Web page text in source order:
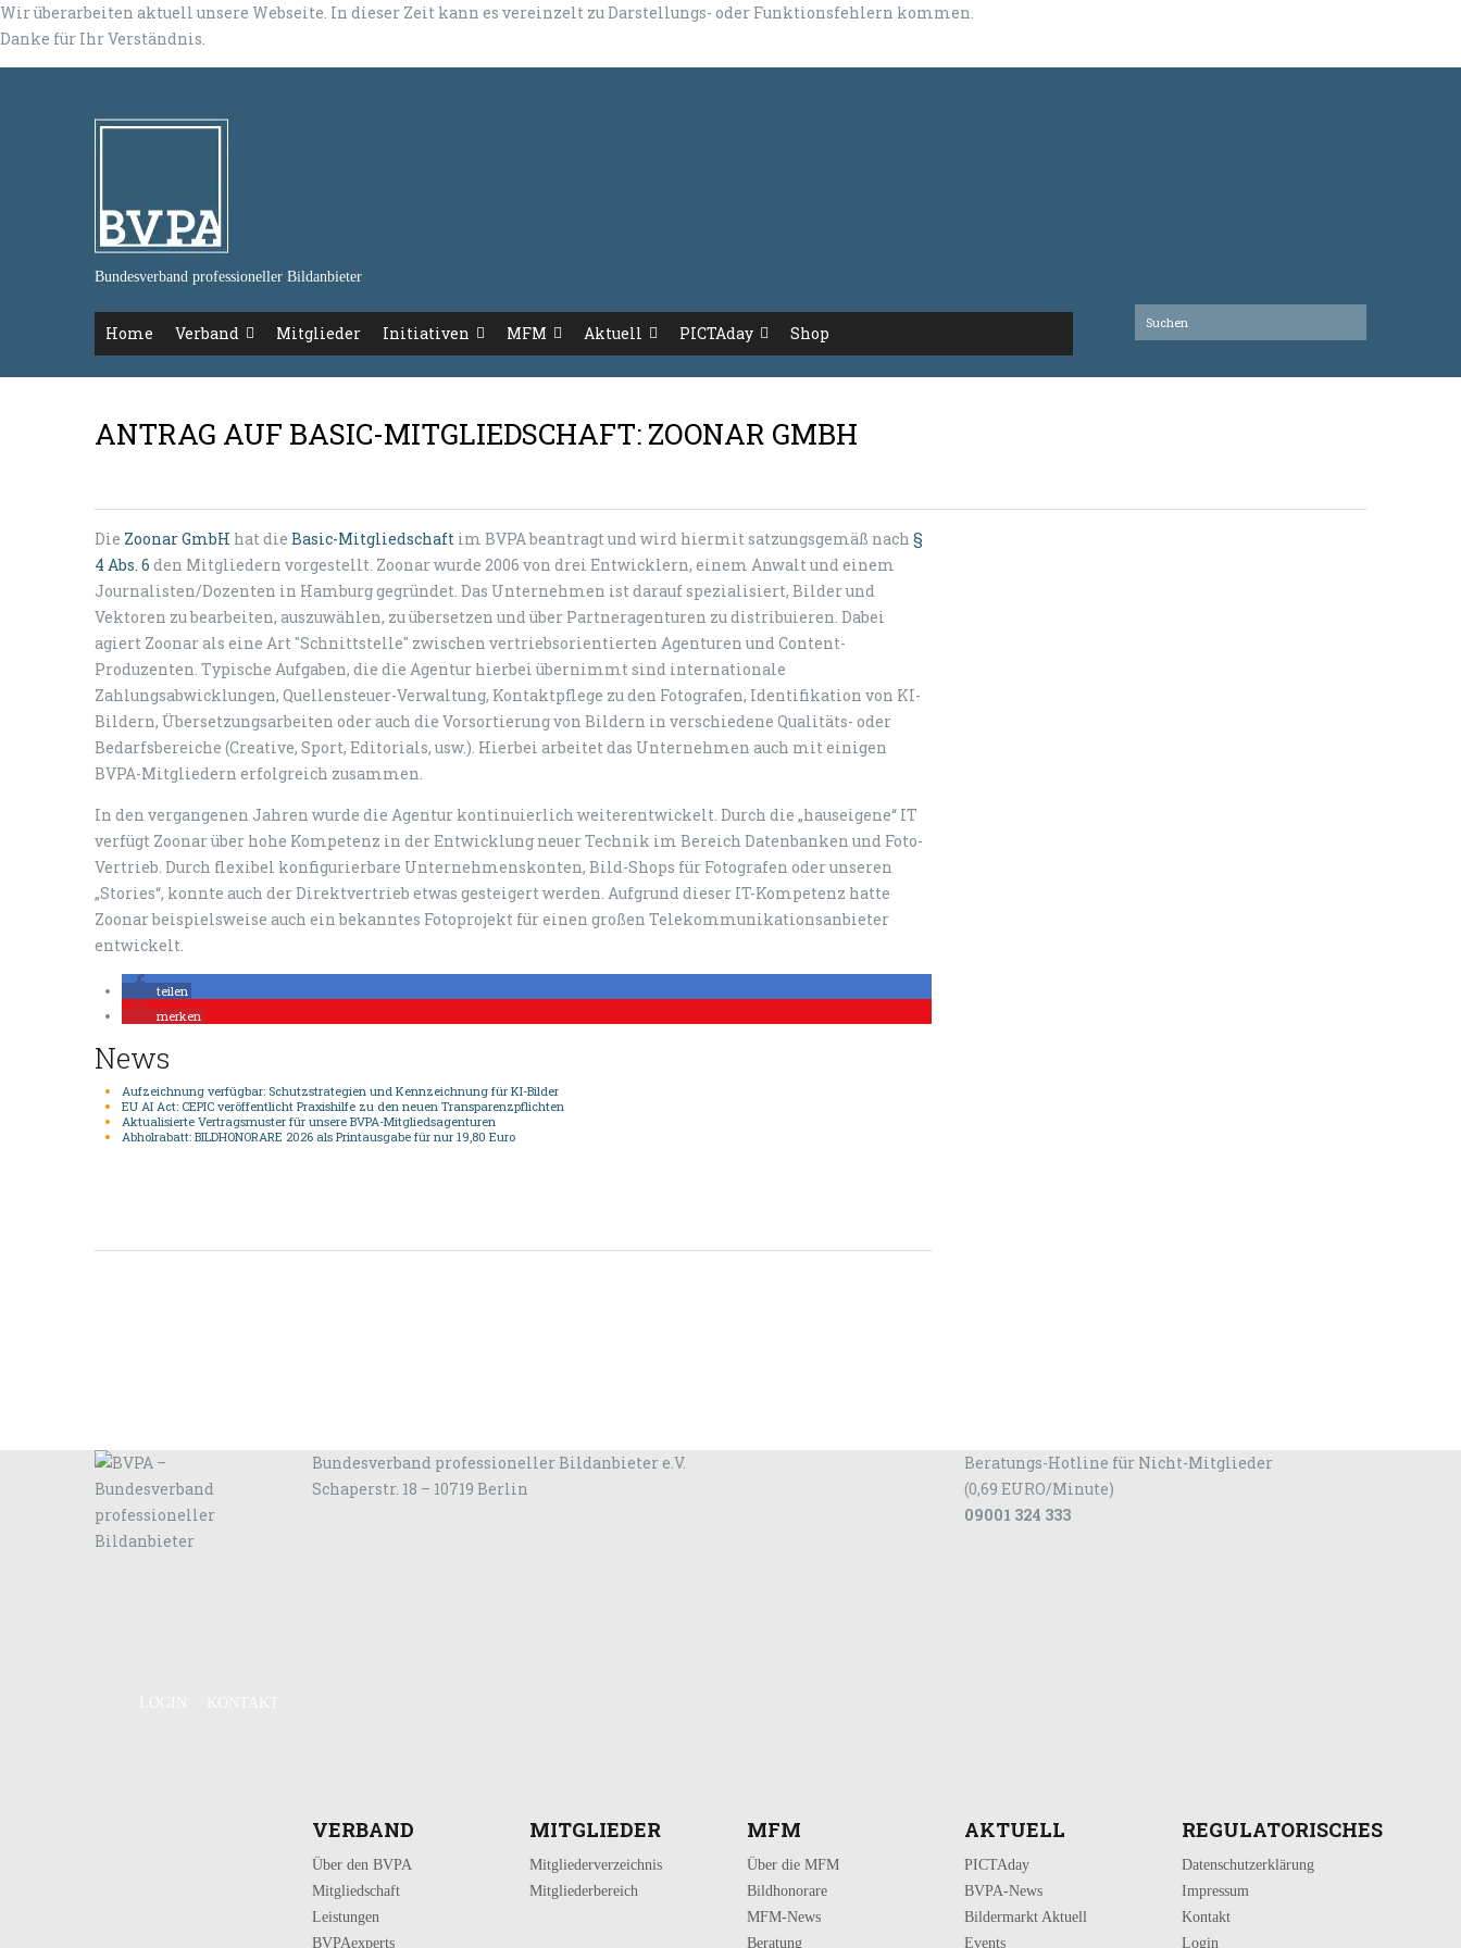
Wir überarbeiten aktuell unsere Webseite. In dieser Zeit kann es vereinzelt zu Darstellungs- oder Funktionsfehlern kommen.
Danke für Ihr Verständnis.
Bundesverband professioneller Bildanbieter
Home Verband Mitglieder Initiativen MFM Aktuell PICTAday Shop
ANTRAG AUF BASIC-MITGLIEDSCHAFT: ZOONAR GMBH
Die Zoonar GmbH hat die Basic-Mitgliedschaft im BVPA beantragt und wird hiermit satzungsgemäß nach §
4 Abs. 6 den Mitgliedern vorgestellt. Zoonar wurde 2006 von drei Entwicklern, einem Anwalt und einem
Journalisten/Dozenten in Hamburg gegründet. Das Unternehmen ist darauf spezialisiert, Bilder und
Vektoren zu bearbeiten, auszuwählen, zu übersetzen und über Partneragenturen zu distribuieren. Dabei
agiert Zoonar als eine Art "Schnittstelle" zwischen vertriebsorientierten Agenturen und Content-
Produzenten. Typische Aufgaben, die die Agentur hierbei übernimmt sind internationale
Zahlungsabwicklungen, Quellensteuer-Verwaltung, Kontaktpflege zu den Fotografen, Identifikation von KI-
Bildern, Übersetzungsarbeiten oder auch die Vorsortierung von Bildern in verschiedene Qualitäts- oder
Bedarfsbereiche (Creative, Sport, Editorials, usw.). Hierbei arbeitet das Unternehmen auch mit einigen
BVPA-Mitgliedern erfolgreich zusammen.
In den vergangenen Jahren wurde die Agentur kontinuierlich weiterentwickelt. Durch die „hauseigene“ IT
verfügt Zoonar über hohe Kompetenz in der Entwicklung neuer Technik im Bereich Datenbanken und Foto-
Vertrieb. Durch flexibel konfigurierbare Unternehmenskonten, Bild-Shops für Fotografen oder unseren
„Stories“, konnte auch der Direktvertrieb etwas gesteigert werden. Aufgrund dieser IT-Kompetenz hatte
Zoonar beispielsweise auch ein bekanntes Fotoprojekt für einen großen Telekommunikationsanbieter
entwickelt.
teilen
merken
News
Aufzeichnung verfügbar: Schutzstrategien und Kennzeichnung für KI-Bilder
EU AI Act: CEPIC veröffentlicht Praxishilfe zu den neuen Transparenzpflichten
Aktualisierte Vertragsmuster für unsere BVPA-Mitgliedsagenturen
Abholrabatt: BILDHONORARE 2026 als Printausgabe für nur 19,80 Euro
Bundesverband professioneller Bildanbieter e.V.
Schaperstr. 18 – 10719 Berlin
Beratungs-Hotline für Nicht-Mitglieder
(0,69 EURO/Minute)
09001 324 333
VERBAND
Über den BVPA
Mitgliedschaft
Leistungen
BVPAexperts
MITGLIEDER
Mitgliederverzeichnis
Mitgliederbereich
MFM
Über die MFM
Bildhonorare
MFM-News
Beratung
AKTUELL
PICTAday
BVPA-News
Bildermarkt Aktuell
Events
REGULATORISCHES
Datenschutzerklärung
Impressum
Kontakt
Login